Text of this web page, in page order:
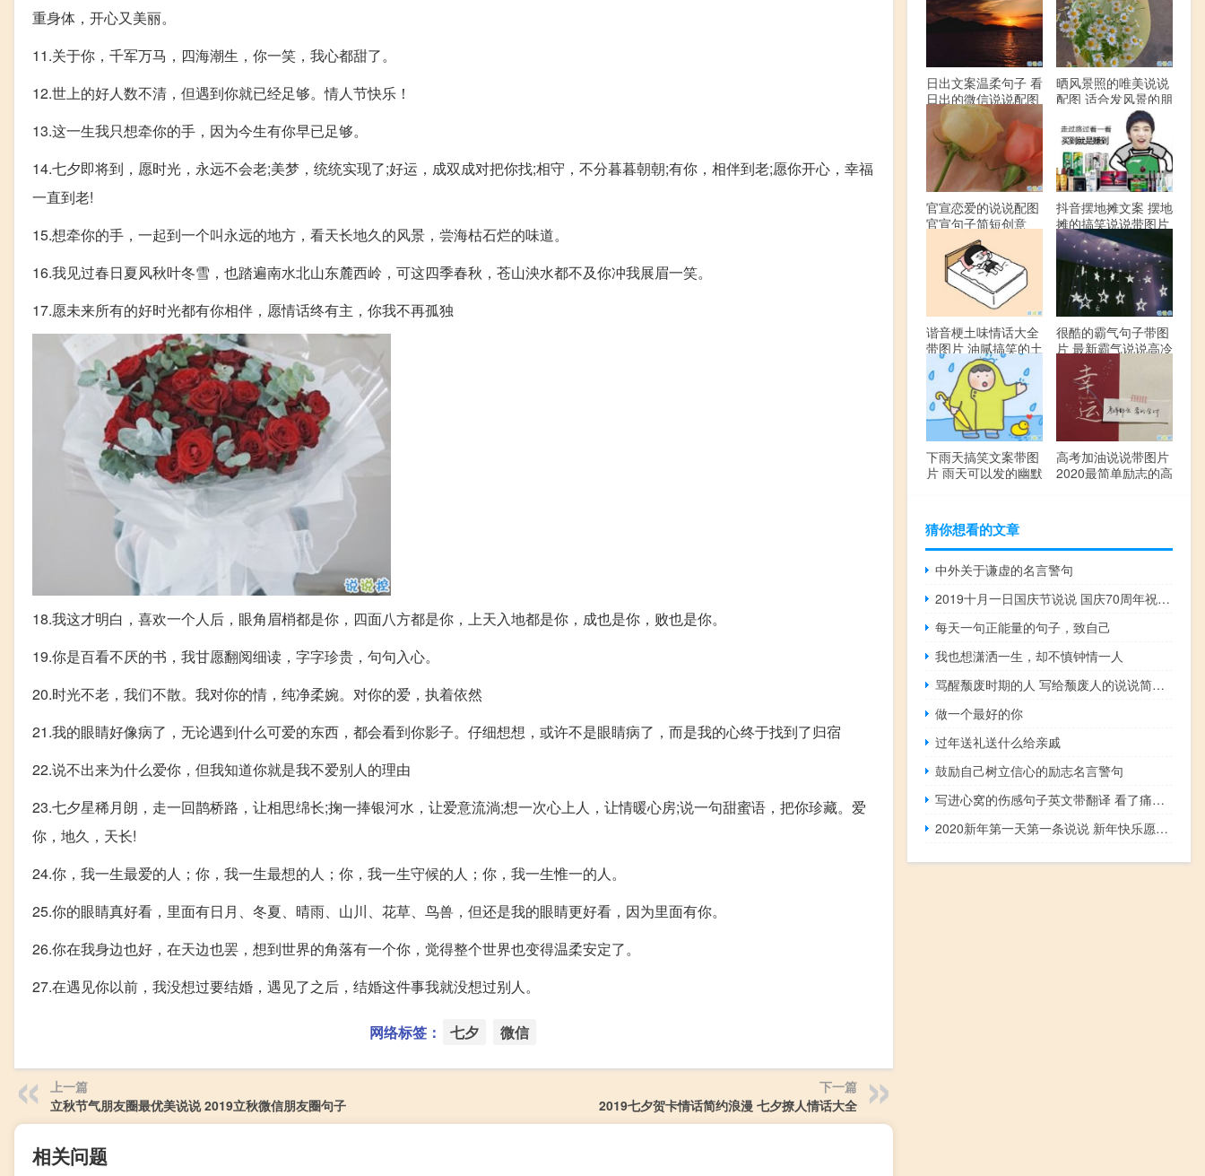
重身体，开心又美丽。
11.关于你，千军万马，四海潮生，你一笑，我心都甜了。
12.世上的好人数不清，但遇到你就已经足够。情人节快乐！
13.这一生我只想牵你的手，因为今生有你早已足够。
14.七夕即将到，愿时光，永远不会老;美梦，统统实现了;好运，成双成对把你找;相守，不分暮暮朝朝;有你，相伴到老;愿你开心，幸福
一直到老!
15.想牵你的手，一起到一个叫永远的地方，看天长地久的风景，尝海枯石烂的味道。
16.我见过春日夏风秋叶冬雪，也踏遍南水北山东麓西岭，可这四季春秋，苍山泱水都不及你冲我展眉一笑。
17.愿未来所有的好时光都有你相伴，愿情话终有主，你我不再孤独
18.我这才明白，喜欢一个人后，眼角眉梢都是你，四面八方都是你，上天入地都是你，成也是你，败也是你。
19.你是百看不厌的书，我甘愿翻阅细读，字字珍贵，句句入心。
20.时光不老，我们不散。我对你的情，纯净柔婉。对你的爱，执着依然
21.我的眼睛好像病了，无论遇到什么可爱的东西，都会看到你影子。仔细想想，或许不是眼睛病了，而是我的心终于找到了归宿
22.说不出来为什么爱你，但我知道你就是我不爱别人的理由
23.七夕星稀月朗，走一回鹊桥路，让相思绵长;掬一捧银河水，让爱意流淌;想一次心上人，让情暖心房;说一句甜蜜语，把你珍藏。爱
你，地久，天长!
24.你，我一生最爱的人；你，我一生最想的人；你，我一生守候的人；你，我一生惟一的人。
25.你的眼睛真好看，里面有日月、冬夏、晴雨、山川、花草、鸟兽，但还是我的眼睛更好看，因为里面有你。
26.你在我身边也好，在天边也罢，想到世界的角落有一个你，觉得整个世界也变得温柔安定了。
27.在遇见你以前，我没想过要结婚，遇见了之后，结婚这件事我就没想过别人。
网络标签： 七夕 微信
上一篇
立秋节气朋友圈最优美说说 2019立秋微信朋友圈句子
下一篇
2019七夕贺卡情话简约浪漫 七夕撩人情话大全
相关问题
日出文案温柔句子 看
日出的微信说说配图
晒风景照的唯美说说
配图 适合发风景的朋
官宣恋爱的说说配图
官宣句子简短创意
抖音摆地摊文案 摆地
摊的搞笑说说带图片
谐音梗土味情话大全
带图片 油腻搞笑的土
味情话
很酷的霸气句子带图
片 最新霸气说说高冷
下雨天搞笑文案带图
片 雨天可以发的幽默
高考加油说说带图片
2020最简单励志的高
猜你想看的文章
中外关于谦虚的名言警句
2019十月一日国庆节说说 国庆70周年祝福语大全
每天一句正能量的句子，致自己
我也想潇洒一生，却不慎钟情一人
骂醒颓废时期的人 写给颓废人的说说简单正能量
做一个最好的你
过年送礼送什么给亲戚
鼓励自己树立信心的励志名言警句
写进心窝的伤感句子英文带翻译 看了痛哭流涕的伤感英文句子
2020新年第一天第一条说说 新年快乐愿望句子